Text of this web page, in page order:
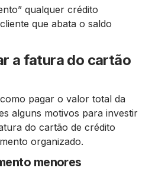
qualquer crédito
que abata o saldo
a fatura do cartão
pagar o valor total da
alguns motivos para investir
do cartão de crédito
organizado.
menores